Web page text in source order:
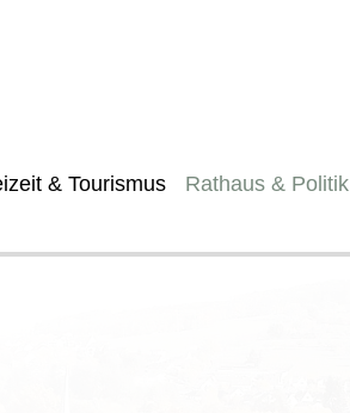
& Tourismus Rathaus & Politik